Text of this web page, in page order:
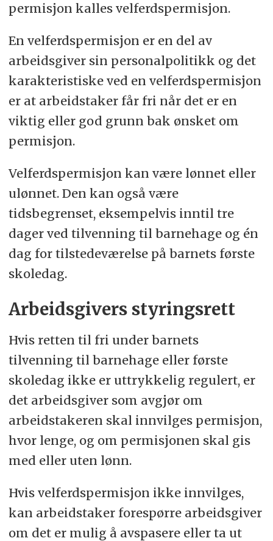
permisjon kalles velferdspermisjon.
En velferdspermisjon er en del av
arbeidsgiver sin personalpolitikk og det
karakteristiske ved en velferdspermisjon
er at arbeidstaker får fri når det er en
viktig eller god grunn bak ønsket om
permisjon.
Velferdspermisjon kan være lønnet eller
ulønnet. Den kan også være
tidsbegrenset, eksempelvis inntil tre
dager ved tilvenning til barnehage og én
dag for tilstedeværelse på barnets første
skoledag.
Arbeidsgivers styringsrett
Hvis retten til fri under barnets
tilvenning til barnehage eller første
skoledag ikke er uttrykkelig regulert, er
det arbeidsgiver som avgjør om
arbeidstakeren skal innvilges permisjon,
hvor lenge, og om permisjonen skal gis
med eller uten lønn.
Hvis velferdspermisjon ikke innvilges,
kan arbeidstaker forespørre arbeidsgiver
om det er mulig å avspasere eller ta ut